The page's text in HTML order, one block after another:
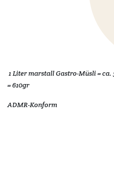
1 Liter marstall Gastro-Müsli = ca.
= 610gr
ADMR-Konform